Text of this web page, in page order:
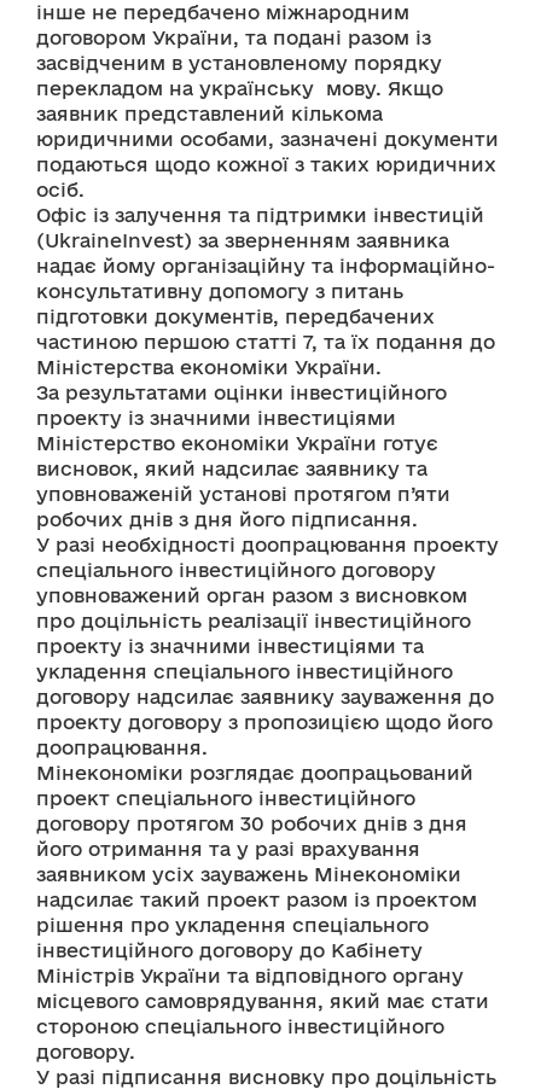
інше не передбачено міжнародним
договором України, та подані разом із
засвідченим в установленому порядку
перекладом на українську  мову. Якщо
заявник представлений кількома
юридичними особами, зазначені документи
подаються щодо кожної з таких юридичних
осіб.
Офіс із залучення та підтримки інвестицій
(UkraineInvest) за зверненням заявника
надає йому організаційну та інформаційно-
консультативну допомогу з питань
підготовки документів, передбачених
частиною першою статті 7, та їх подання до
Міністерства економіки України.
За результатами оцінки інвестиційного
проекту із значними інвестиціями
Міністерство економіки України готує
висновок, який надсилає заявнику та
уповноваженій установі протягом п’яти
робочих днів з дня його підписання.
У разі необхідності доопрацювання проекту
спеціального інвестиційного договору
уповноважений орган разом з висновком
про доцільність реалізації інвестиційного
проекту із значними інвестиціями та
укладення спеціального інвестиційного
договору надсилає заявнику зауваження до
проекту договору з пропозицією щодо його
доопрацювання.
Мінекономіки розглядає доопрацьований
проект спеціального інвестиційного
договору протягом 30 робочих днів з дня
його отримання та у разі врахування
заявником усіх зауважень Мінекономіки
надсилає такий проект разом із проектом
рішення про укладення спеціального
інвестиційного договору до Кабінету
Міністрів України та відповідного органу
місцевого самоврядування, який має стати
стороною спеціального інвестиційного
договору.
У разі підписання висновку про доцільність